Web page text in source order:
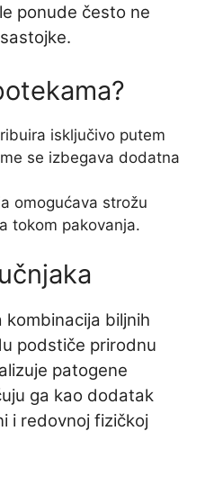
ponude često ne
isključivo putem
se izbegava dodatna
omogućava strožu
tokom pakovanja.
biljnih
podstiče prirodnu
patogene
ga kao dodatak
i redovnoj fizičkoj